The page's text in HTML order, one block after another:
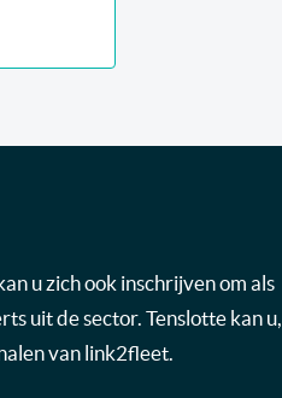
u zich ook inschrijven om als
uit de sector. Tenslotte kan u,
van link2fleet.